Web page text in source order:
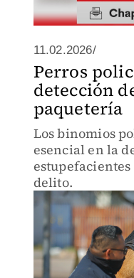
11.02.2026/
Perros
detección
paquetería
Los binomios
esencial en la
delito.